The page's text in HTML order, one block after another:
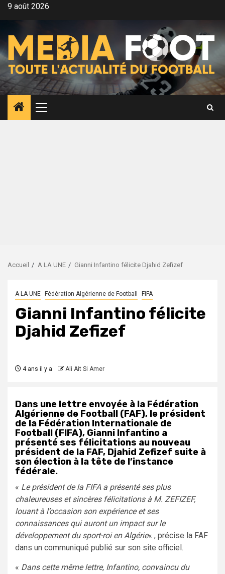
Aller9 août 2026
Menu
principal
Accueil A LA UNE Gianni Infantino félicite Djahid Zefizef
A LA UNE Fédération Algérienne de Football FIFA
Gianni Infantino félicite
Djahid Zefizef
4 ans il y a Ali Ait Si Amer
Dans une lettre envoyée à la Fédération
Algérienne de Football (FAF), le président
de la Fédération Internationale de
Football (FIFA), Gianni Infantino a
présenté ses félicitations au nouveau
président de la FAF, Djahid Zefizef suite à
son élection à la tête de l’instance
fédérale.
« Le président de la FIFA a présenté ses plus
chaleureuses et sincères félicitations à M. ZEFIZEF,
louant à l’occasion son expérience et ses
connaissances qui auront un impact sur le
développement du sport-roi en Algérie« , précise la FAF
dans un communiqué publié sur son site officiel.
« Dans cette même lettre, Infantino, convaincu du